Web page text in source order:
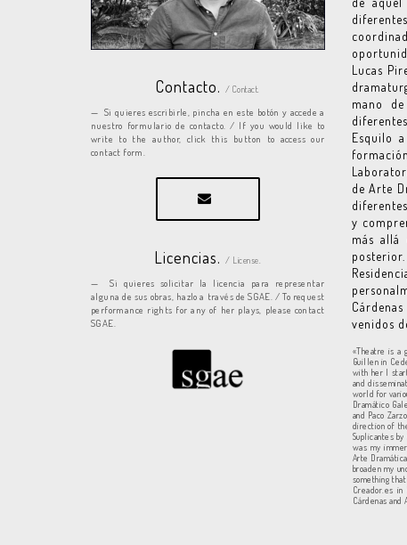
Contacto. / Contact.
Si quieres escribirle, pincha en este botón y accede a
nuestro formulario de contacto. / If you would like to
write to the author, click this button to access our
contact form.
Licencias./ License.
Si quieres solicitar la licencia para representar
alguna de sus obras, hazlo a través de SGAE. / To request
performance rights for any of her plays, please contact
SGAE.
Lucas
mano
Esquilo
de Arte
y
más
venidos
«Theatre is a
Guillen in
with her I
and
world for
Dramático
and Paco
direction of
Suplicantes
was my
Arte
broaden my
something
Creador.es
Cárdenas